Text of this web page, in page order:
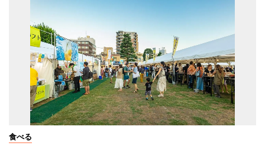
食べる